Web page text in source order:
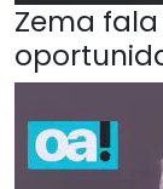
Zema